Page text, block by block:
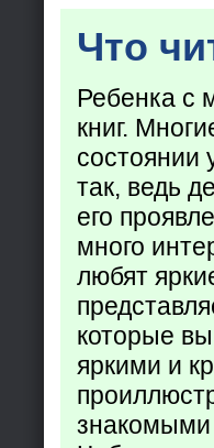
Что
Ребенка с
книг.
состоянии
так, ведь
его
много
любят
которые
яркими и